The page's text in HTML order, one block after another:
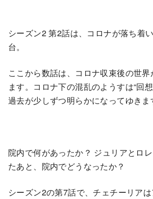
シーズン2 第2話は、コロナが落ち着
台。
ここから数話は、コロナ収束後の世
ます。コロナ下の混乱のようすは“回想
過去が少しずつ明らかになってゆきま
院内で何があったか？ ジュリアとロ
たあと、院内でどうなったか？
シーズン2の第7話で、チェチーリア